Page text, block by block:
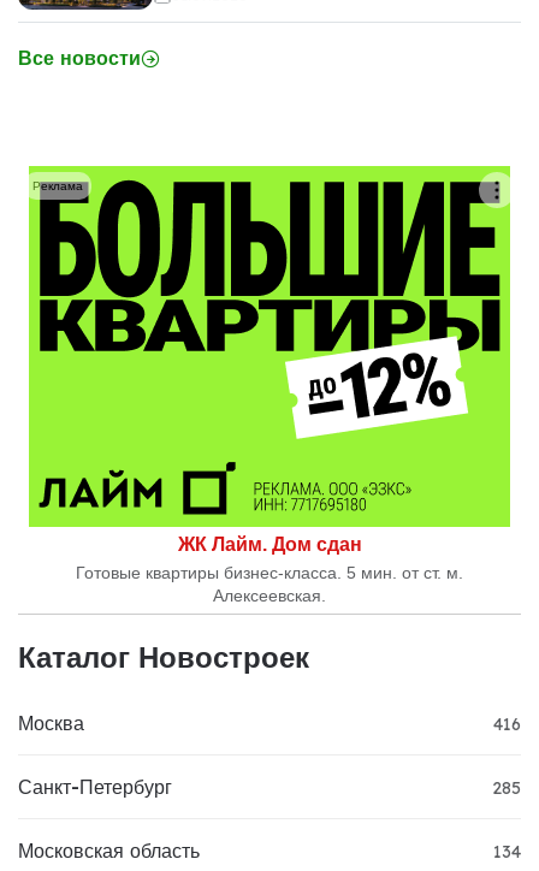
Все новости
ЖК Лайм. Дом сдан
Готовые квартиры бизнес-класса. 5 мин. от ст. м.
Алексеевская.
Реклама
Каталог Новостроек
Москва 416
Санкт-Петербург 285
Московская область 134